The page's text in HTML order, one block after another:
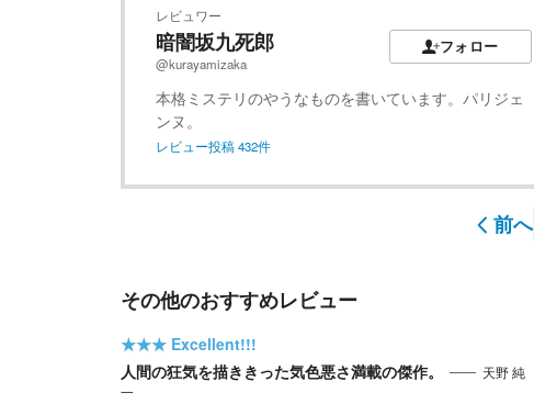
レビュワー
暗闇坂九死郎
@kurayamizaka
フォロー
本格ミステリのやうなものを書いています。パリジェ
ンヌ。
レビュー投稿432件
前へ
その他のおすすめレビュー
★★★ Excellent!!!
人間の狂気を描ききった気色悪さ満載の傑作。
天野 純
一